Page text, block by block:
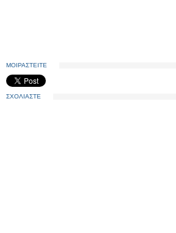
ΜΟΙΡΑΣΤΕΙΤΕ
ΣΧΟΛΙΑΣΤΕ